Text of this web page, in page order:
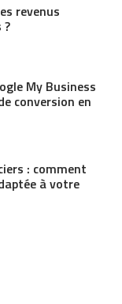
revenus
My Business
conversion en
: comment
à votre